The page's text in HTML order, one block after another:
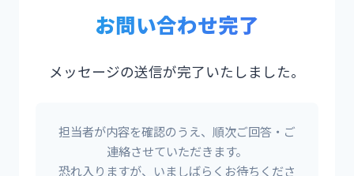
お問い合わせ完了
メッセージの送信が完了いたしました。
担当者が内容を確認のうえ、順次ご回答・ご
連絡させていただきます。
恐れ入りますが、いましばらくお待ちくださ